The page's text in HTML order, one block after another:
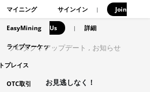
マイニング
EasyMining
ライブマーケッ
トプレイス
OTC取引
サインイン | Join
Us | 詳細
プロダクトアップデート , お知らせ
お見逃しなく！